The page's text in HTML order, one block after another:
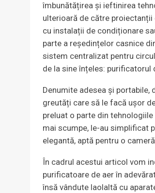
îmbunătățirea și ieftinirea
ulterioară de către
cu instalații de condiționare
parte a reședințelor casnice
sistem centralizat pentru
de la sine înțeles: purificatorul
Denumite adesea și portabile,
greutăți care să le facă ușor
preluat o parte din
mai scumpe, le-au simplificat
elegantă, aptă pentru o
În cadrul acestui articol vom
purificatoare de aer în
însă vândute laolaltă cu